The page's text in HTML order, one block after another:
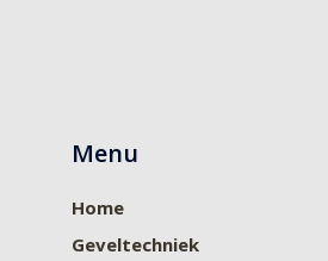
Menu
Home
Geveltechniek